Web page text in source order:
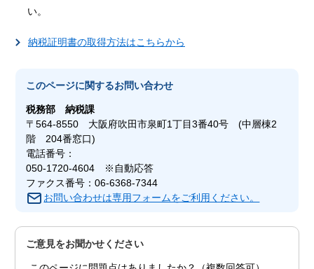
い。
納税証明書の取得方法はこちらから
このページに関するお問い合わせ
税務部納税課
〒564-8550 大阪府吹田市泉町1丁目3番40号 (中層棟2
階 204番窓口)
電話番号：
050-1720-4604 ※自動応答
ファクス番号：06-6368-7344
お問い合わせは専用フォームをご利用ください。
ご意見をお聞かせください